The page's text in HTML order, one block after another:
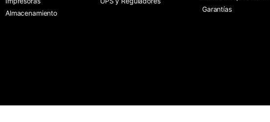
Almacenamiento
Garantías